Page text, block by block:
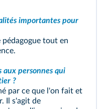
importantes pour
tout en
aux personnes qui
?
par ce que l'on fait et
Il s'agit de